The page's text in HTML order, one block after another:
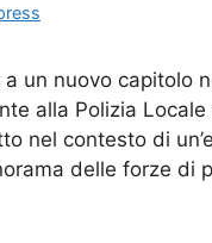
un nuovo capitolo
alla Polizia
nel contesto di
delle forze di